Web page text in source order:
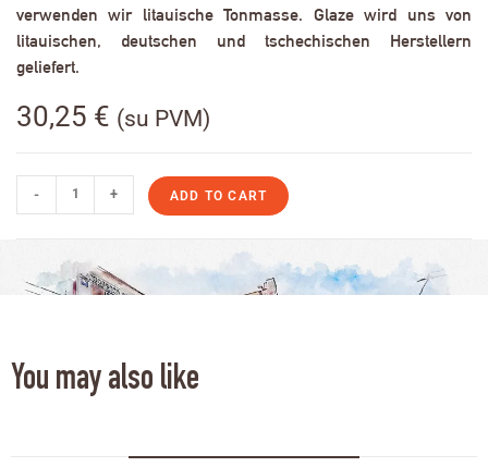
verwenden wir litauische Tonmasse. Glaze wird uns von
litauischen, deutschen und tschechischen Herstellern
geliefert.
30,25 € (su PVM)
- + ADD TO CART
You may also like